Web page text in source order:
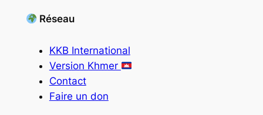
Réseau
KKB International
Version Khmer
Contact
Faire un don